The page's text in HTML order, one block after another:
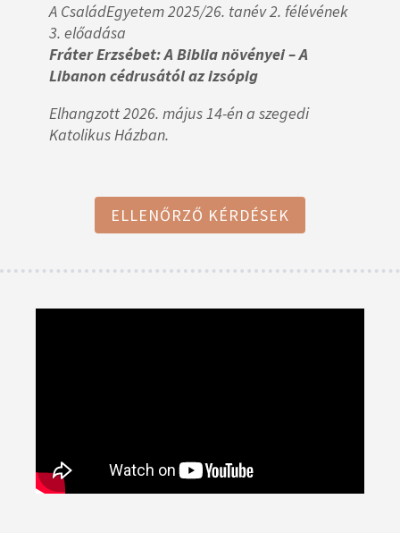
A CsaládEgyetem 2025/26. tanév 2. félévének
3. előadása
Fráter Erzsébet: A Biblia növényei – A
Libanon cédrusától az izsópig
Elhangzott 2026. május 14-én a szegedi
Katolikus Házban.
ELLENŐRZŐ KÉRDÉSEK